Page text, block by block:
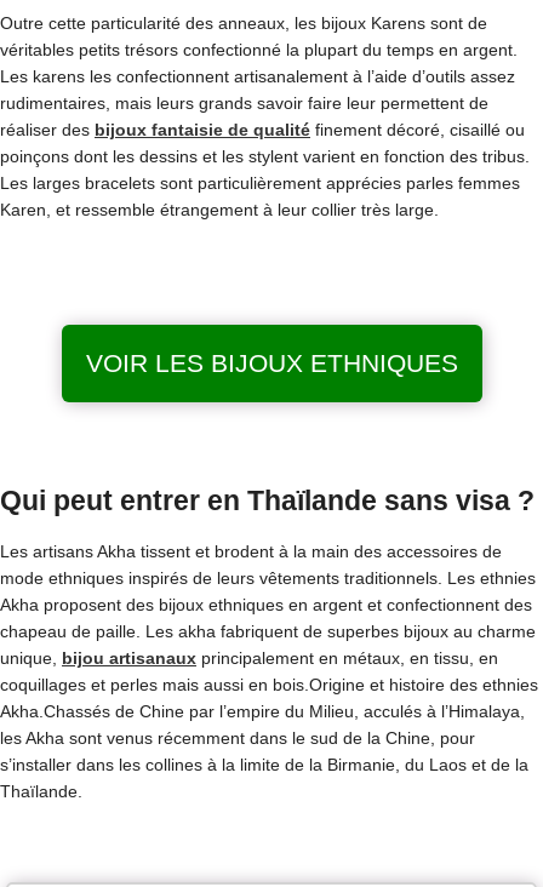
Outre cette particularité des anneaux, les bijoux Karens sont de
véritables petits trésors confectionné la plupart du temps en argent.
Les karens les confectionnent artisanalement à l’aide d’outils assez
rudimentaires, mais leurs grands savoir faire leur permettent de
réaliser des bijoux fantaisie de qualité finement décoré, cisaillé ou
poinçons dont les dessins et les stylent varient en fonction des tribus.
Les larges bracelets sont particulièrement apprécies parles femmes
Karen, et ressemble étrangement à leur collier très large.
VOIR LES BIJOUX ETHNIQUES
Qui peut entrer en Thaïlande sans visa ?
Les artisans Akha tissent et brodent à la main des accessoires de
mode ethniques inspirés de leurs vêtements traditionnels. Les ethnies
Akha proposent des bijoux ethniques en argent et confectionnent des
chapeau de paille. Les akha fabriquent de superbes bijoux au charme
unique, bijou artisanaux principalement en métaux, en tissu, en
coquillages et perles mais aussi en bois.Origine et histoire des ethnies
Akha.Chassés de Chine par l’empire du Milieu, acculés à l’Himalaya,
les Akha sont venus récemment dans le sud de la Chine, pour
s’installer dans les collines à la limite de la Birmanie, du Laos et de la
Thaïlande.